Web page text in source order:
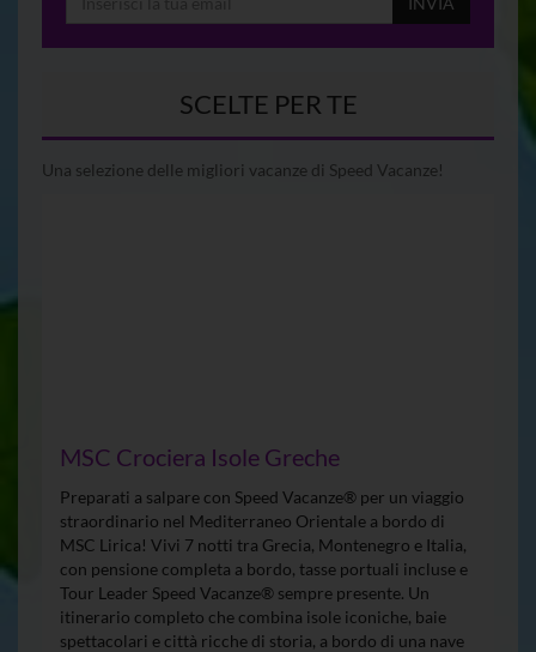
SCELTE PER TE
Una selezione delle migliori vacanze di Speed Vacanze!
MSC Crociera Isole Greche
Preparati a salpare con Speed Vacanze® per un viaggio
straordinario nel Mediterraneo Orientale a bordo di
MSC Lirica! Vivi 7 notti tra Grecia, Montenegro e Italia,
con pensione completa a bordo, tasse portuali incluse e
Tour Leader Speed Vacanze® sempre presente. Un
itinerario completo che combina isole iconiche, baie
spettacolari e città ricche di storia, a bordo di una nave